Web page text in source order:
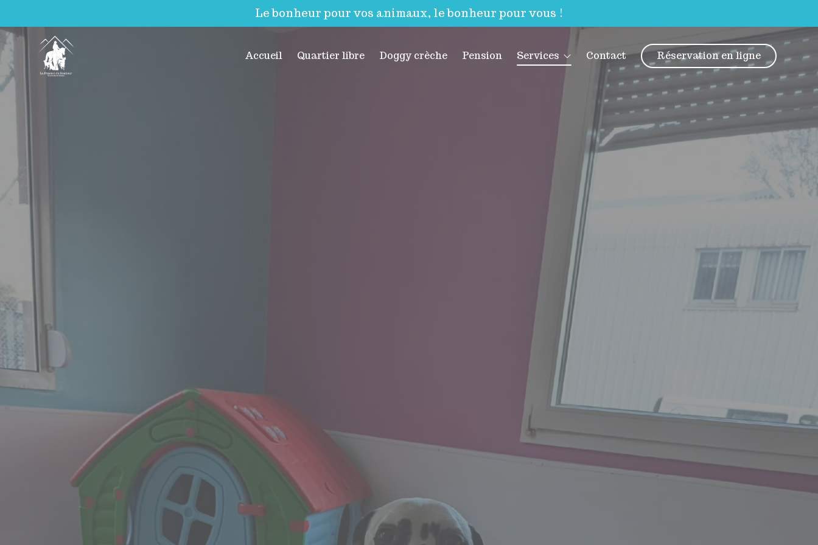
Le bonheur pour vos animaux, le bonheur pour vous !
Accueil Quartier libre Doggy crèche Pension Services
Visite chevaux
Éducation canine
Contact Réservation en ligne